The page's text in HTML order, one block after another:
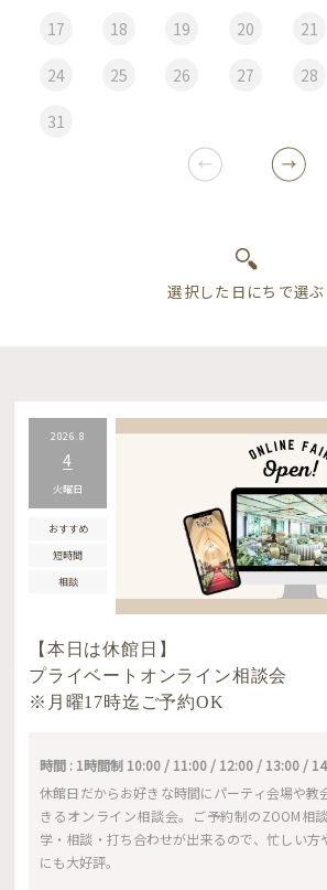
17 18 19 20 21
24 25 26 27 28
31
2026.8
4
火曜日
おすすめ
短時間
相談
【本日は休館日】
プライベートオンライン相談会
※月曜17時迄ご予約OK
時間 : 1時間制 10:00 / 11:00 / 12:00 / 13:00 /
休館日だからお好きな時間にパーティ会場や教
きるオンライン相談会。ご予約制のZOOM相
学・相談・打ち合わせが出来るので、忙しい方
にも大好評。